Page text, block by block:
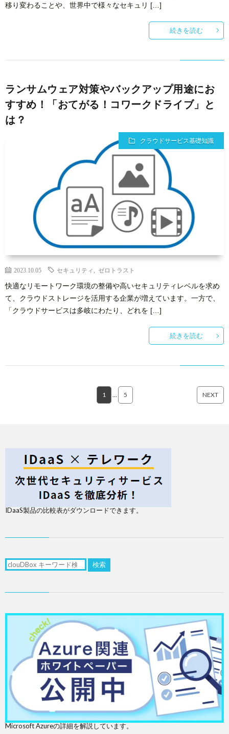
移り変わることや、世界中で様々なセキュリ […]
続きを読む
ランサムウェア対策やバックアップ用途にお
すすめ！「おてがる！コワークドライブ」と
は？
クラウドサービス基礎知識
2023.10.05 セキュリティ ゼロトラスト
快適なリモートワーク環境の整備や高いセキュリティレベルを求め
て、クラウドストレージを活用する企業が増えています。一方で、
「クラウドサービスは多岐にわたり、どれを […]
続きを読む
1 … 5 NEXT
IDaaS製品の比較表がダウンロードできます。
検索
Microsoft Azureの詳細を解説しています。